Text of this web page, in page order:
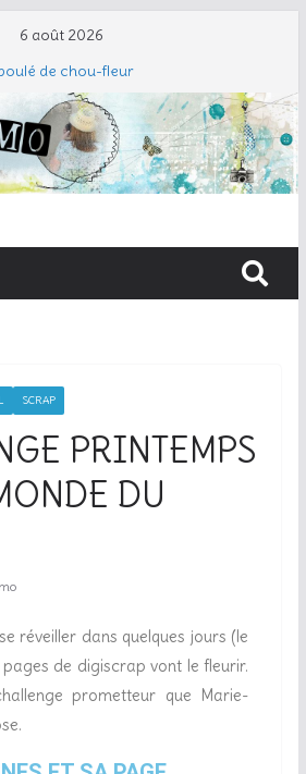
6 août 2026
de chou-fleur
de pâtes façon César
de porc et salade fraîche
un gant de toilette
Cobbler
SCRAP
PRINTEMPS
DU
réveiller dans quelques jours (le
de digiscrap vont le fleurir.
prometteur que Marie-